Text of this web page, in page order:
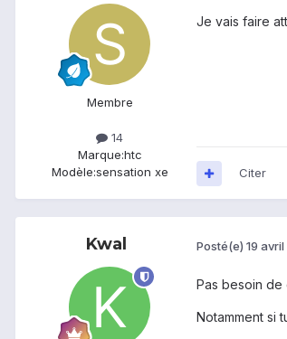
Membre
14
Marque:htc
Modèle:sensation xe
Je vais faire
Citer
Kwal Posté(e) 19 avril
Pas besoin de
Notamment si